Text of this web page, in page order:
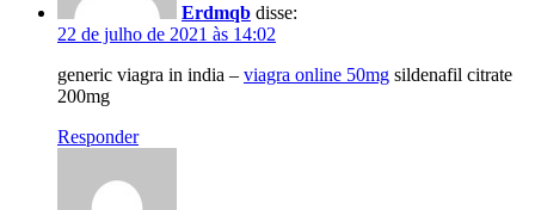
Erdmqb disse:
22 de julho de 2021 às 14:02
generic viagra in india – viagra online 50mg sildenafil citrate
200mg
Responder